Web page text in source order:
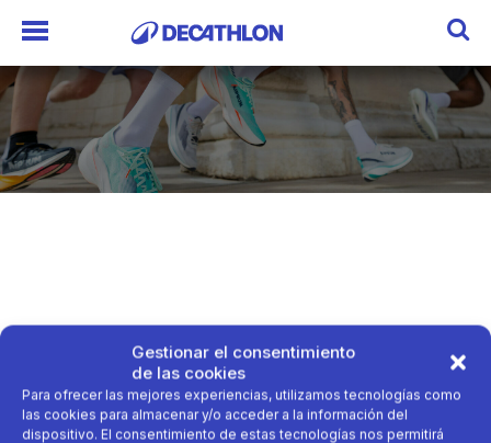
Gestionar el consentimiento
de las cookies
Para ofrecer las mejores experiencias, utilizamos tecnologías como
las cookies para almacenar y/o acceder a la información del
dispositivo. El consentimiento de estas tecnologías nos permitirá